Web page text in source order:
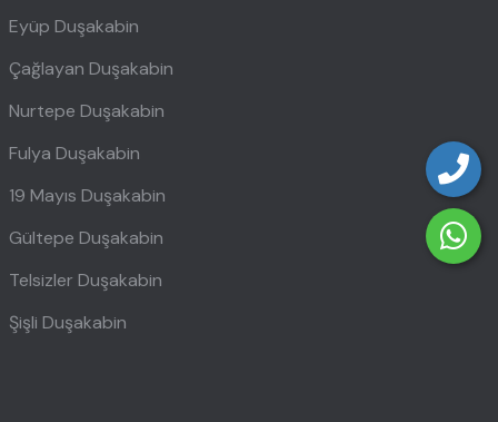
Eyüp Duşakabin
Çağlayan Duşakabin
Nurtepe Duşakabin
Fulya Duşakabin
19 Mayıs Duşakabin
Gültepe Duşakabin
Telsizler Duşakabin
Şişli Duşakabin